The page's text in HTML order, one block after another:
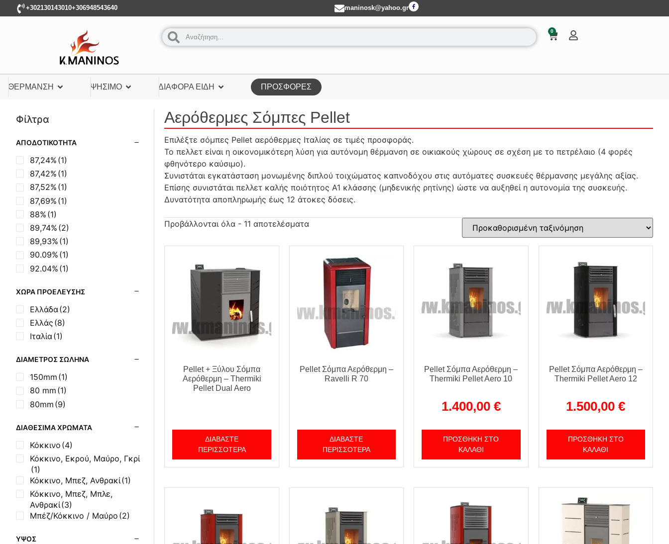
+302130143010+306948543640 maninosk@yahoo.gr
0
ΘΈΡΜΑΝΣΗ ΨΉΣΙΜΟ ΔΙΆΦΟΡΑ ΕΊΔΗ ΠΡΟΣΦΟΡΕΣ
Φίλτρα
ΑΠΟΔΟΤΙΚΌΤΗΤΑ
87,24% (1)
87,42% (1)
87,52% (1)
87,69% (1)
88% (1)
89,74% (2)
89,93% (1)
90.09% (1)
92.04% (1)
ΧΏΡΑ ΠΡΟΈΛΕΥΣΗΣ
Ελλάδα(2)
Ελλάς (8)
Ιταλία(1)
ΔΙΆΜΕΤΡΟΣ ΣΩΛΉΝΑ
150mm (1)
80 mm (1)
80mm (9)
ΔΙΑΘΈΣΙΜΑ ΧΡΏΜΑΤΑ
Κόκκινο (4)
Κόκκινο, Εκρού, Μαύρο, Γκρί
(1)
Κόκκινο, Μπεζ, Ανθρακί(1)
Κόκκινο, Μπεζ, Μπλε,
Ανθρακί(3)
Μπέζ/Κόκκινο / Μαύρο (2)
ΎΨΟΣ
Αερόθερμες Σόμπες Pellet
Επιλέξτε σόμπες Pellet αερόθερμες Ιταλίας σε τιμές προσφοράς.
Το πελλετ είναι η οικονομικότερη λύση για αυτόνομη θέρμανση σε οικιακούς χώρους σε σχέση με το πετρέλαιο (4 φορές
φθηνότερο καύσιμο).
Συνιστάται εγκατάσταση μονωμένης διπλού τοιχώματος καπνοδόχου στις αυτόματες συσκευές θέρμανσης μεγάλης αξίας.
Επίσης συνιστάται πελλετ καλής ποιότητος Α1 κλάσσης (μηδενικής ρητίνης) ώστε να αυξηθεί η αυτονομία της συσκευής.
Δυνατότητα αποπληρωμής έως 12 άτοκες δόσεις.
Προβάλλονται όλα - 11 αποτελέσματα
Pellet + Ξύλου Σόμπα
Αερόθερμη – Thermiki
Pellet Dual Aero
ΔΙΑΒΆΣΤΕ
ΠΕΡΙΣΣΌΤΕΡΑ
Pellet Σόμπα Αερόθερμη –
Ravelli R 70
ΔΙΑΒΆΣΤΕ
ΠΕΡΙΣΣΌΤΕΡΑ
Pellet Σόμπα Αερόθερμη –
Thermiki Pellet Aero 10
1.400,00 €
ΠΡΟΣΘΉΚΗ ΣΤΟ
ΚΑΛΆΘΙ
Pellet Σόμπα Αερόθερμη –
Thermiki Pellet Aero 12
1.500,00€
ΠΡΟΣΘΉΚΗ ΣΤΟ
ΚΑΛΆΘΙ